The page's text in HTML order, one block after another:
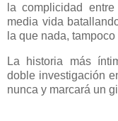
la complicidad
media vida
la que nada,
La historia más
doble investigación
nunca y marcará un